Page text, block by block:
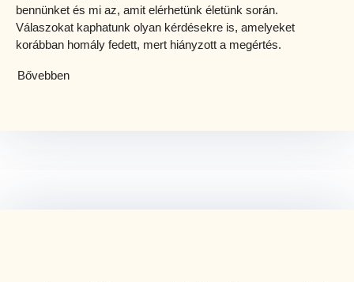
bennünket és mi az, amit elérhetünk életünk során.
Válaszokat kaphatunk olyan kérdésekre is, amelyeket
korábban homály fedett, mert hiányzott a megértés.
Bővebben